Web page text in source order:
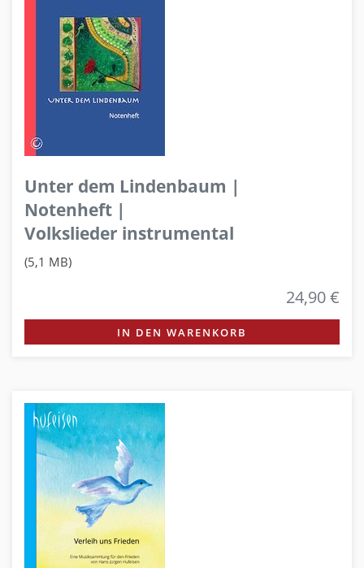
Unter dem Lindenbaum |
Notenheft |
Volkslieder instrumental
(5,1 MB)
24,90 €
IN DEN WARENKORB